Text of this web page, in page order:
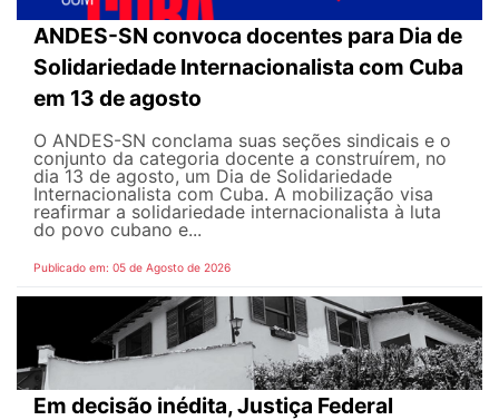
ANDES-SN convoca docentes para Dia de
Solidariedade Internacionalista com Cuba
em 13 de agosto
O ANDES-SN conclama suas seções sindicais e o
conjunto da categoria docente a construírem, no
dia 13 de agosto, um Dia de Solidariedade
Internacionalista com Cuba. A mobilização visa
reafirmar a solidariedade internacionalista à luta
do povo cubano e...
Publicado em: 05 de Agosto de 2026
Em decisão inédita, Justiça Federal